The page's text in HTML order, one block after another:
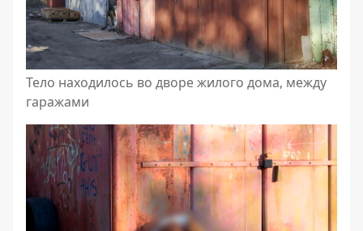
Тело находилось во дворе жилого дома, между
гаражами